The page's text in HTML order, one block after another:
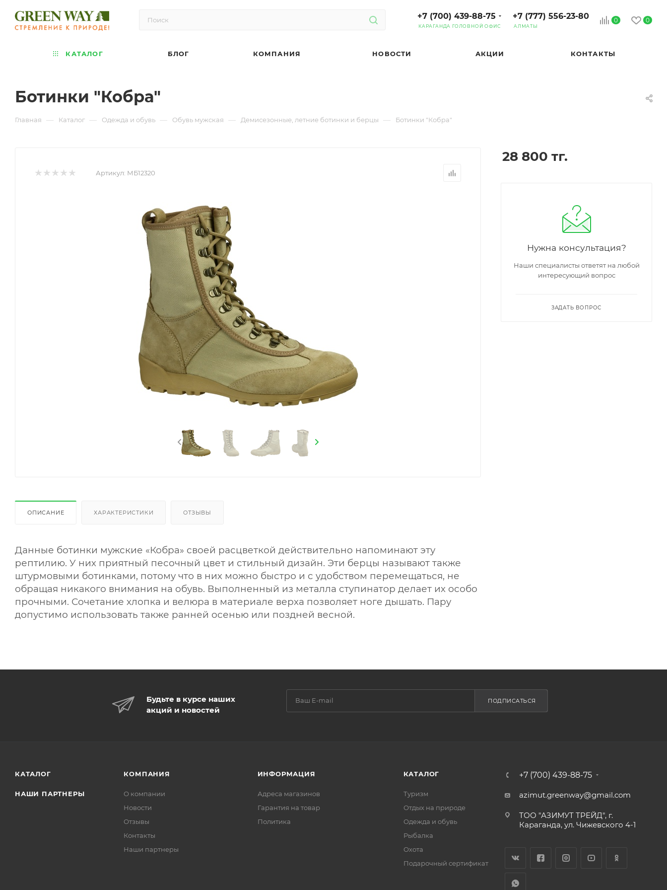
0 0
+7 (777) 556-23-80
АЛМАТЫ
+7 (700) 439-88-75
КАРАГАНДА ГОЛОВНОЙ ОФИС
КАТАЛОГ БЛОГ КОМПАНИЯ НОВОСТИ АКЦИИ КОНТАКТЫ
Ботинки "Кобра"
Главная — Каталог — Одежда и обувь — Обувь мужская — Демисезонные, летние ботинки и берцы — Ботинки "Кобра"
Артикул: МБ12320
ОПИСАНИЕ ХАРАКТЕРИСТИКИ ОТЗЫВЫ
Данные ботинки мужские «Кобра» своей расцветкой действительно напоминают эту
рептилию. У них приятный песочный цвет и стильный дизайн. Эти берцы называют также
штурмовыми ботинками, потому что в них можно быстро и с удобством перемещаться, не
обращая никакого внимания на обувь. Выполненный из металла ступинатор делает их особо
прочными. Сочетание хлопка и велюра в материале верха позволяет ноге дышать. Пару
допустимо использовать также ранней осенью или поздней весной.
28 800 тг.
Нужна консультация?
Наши специалисты ответят на любой
интересующий вопрос
ЗАДАТЬ ВОПРОС
Будьте в курсе наших
акций и новостей
ПОДПИСАТЬСЯ
КАТАЛОГ
НАШИ ПАРТНЕРЫ
КОМПАНИЯ
О компании
Новости
Отзывы
Контакты
Наши партнеры
ИНФОРМАЦИЯ
Адреса магазинов
Гарантия на товар
Политика
КАТАЛОГ
Туризм
Отдых на природе
Одежда и обувь
Рыбалка
Охота
Подарочный сертификат
+7 (700) 439-88-75
azimut.greenway@gmail.com
ТОО "АЗИМУТ ТРЕЙД", г.
Караганда, ул. Чижевского 4-1